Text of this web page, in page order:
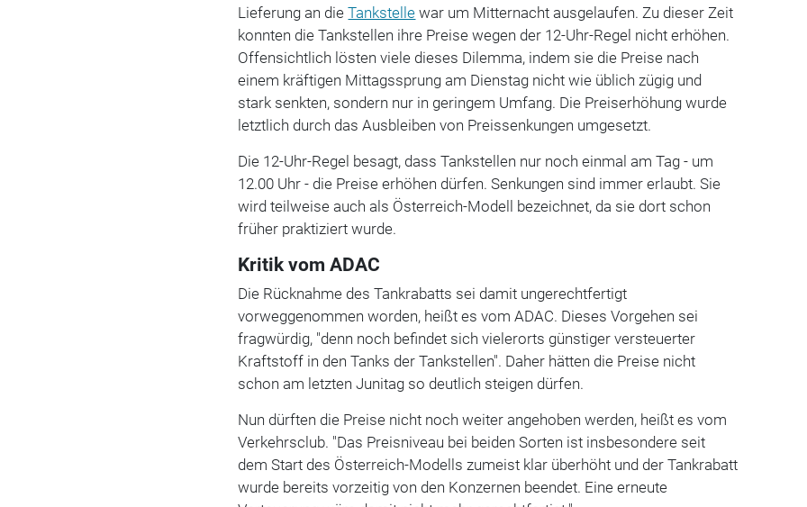
Lieferung an dieTankstelle war um Mitternacht ausgelaufen. Zu dieser Zeit
konnten die Tankstellen ihre Preise wegen der 12-Uhr-Regel nicht erhöhen.
Offensichtlich lösten viele dieses Dilemma, indem sie die Preise nach
einem kräftigen Mittagssprung am Dienstag nicht wie üblich zügig und
stark senkten, sondern nur in geringem Umfang. Die Preiserhöhung wurde
letztlich durch das Ausbleiben von Preissenkungen umgesetzt.
Die 12-Uhr-Regel besagt, dass Tankstellen nur noch einmal am Tag - um
12.00 Uhr - die Preise erhöhen dürfen. Senkungen sind immer erlaubt. Sie
wird teilweise auch als Österreich-Modell bezeichnet, da sie dort schon
früher praktiziert wurde.
Kritik vom ADAC
Die Rücknahme des Tankrabatts sei damit ungerechtfertigt
vorweggenommen worden, heißt es vom ADAC. Dieses Vorgehen sei
fragwürdig, "denn noch befindet sich vielerorts günstiger versteuerter
Kraftstoff in den Tanks der Tankstellen". Daher hätten die Preise nicht
schon am letzten Junitag so deutlich steigen dürfen.
Nun dürften die Preise nicht noch weiter angehoben werden, heißt es vom
Verkehrsclub. "Das Preisniveau bei beiden Sorten ist insbesondere seit
dem Start des Österreich-Modells zumeist klar überhöht und der Tankrabatt
wurde bereits vorzeitig von den Konzernen beendet. Eine erneute